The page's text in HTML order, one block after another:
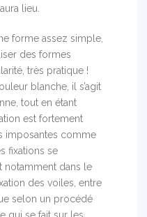
lieu.
forme assez simple,
des formes
très pratique !
blanche, il s’agit
tout en étant
est fortement
imposantes comme
fixations se
notamment dans le
des voiles, entre
selon un procédé